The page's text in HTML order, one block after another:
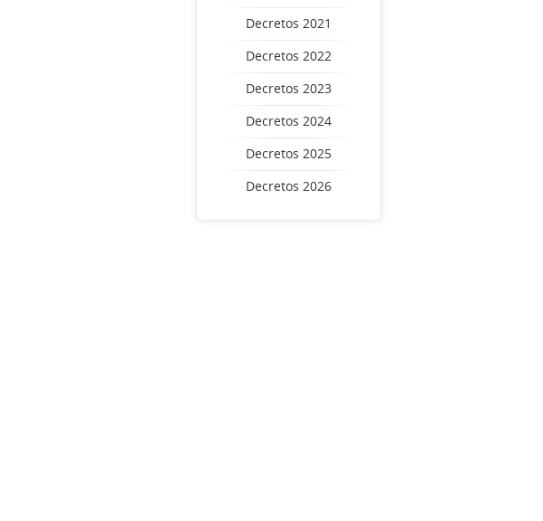
Decretos 2021
Decretos 2022
Decretos 2023
Decretos 2024
Decretos 2025
Decretos 2026